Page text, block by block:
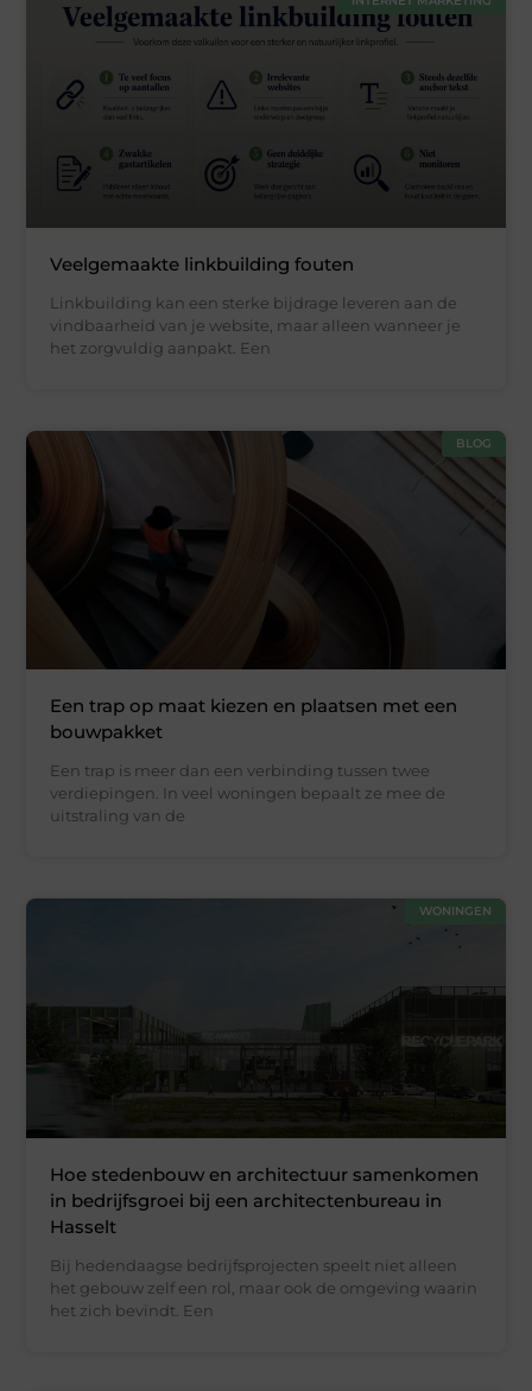
Veelgemaakte linkbuilding fouten
Linkbuilding kan een sterke bijdrage leveren aan de
vindbaarheid van je website, maar alleen wanneer je
het zorgvuldig aanpakt. Een
BLOG
Een trap op maat kiezen en plaatsen met een
bouwpakket
Een trap is meer dan een verbinding tussen twee
verdiepingen. In veel woningen bepaalt ze mee de
uitstraling van de
WONINGEN
Hoe stedenbouw en architectuur samenkomen
in bedrijfsgroei bij een architectenbureau in
Hasselt
Bij hedendaagse bedrijfsprojecten speelt niet alleen
het gebouw zelf een rol, maar ook de omgeving waarin
het zich bevindt. Een